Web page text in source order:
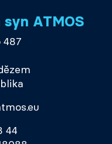
ATMOS
487
44